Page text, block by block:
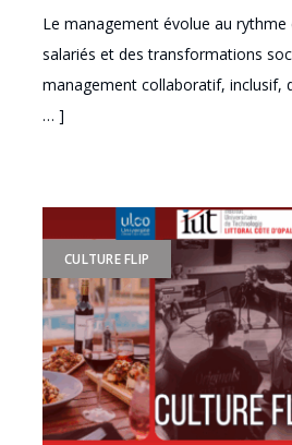
Le management évolue au rythme
salariés et des transformations
management collaboratif, inclusif,
… ]
CULTURE FLIP